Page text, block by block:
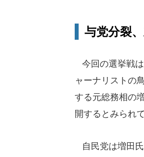
与党分裂
今回の選挙戦
ャーナリストの
する元総務相の
開するとみられ
自民党は増田